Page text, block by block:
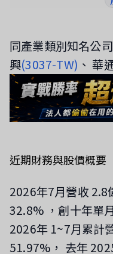
導軌之研發、製造
同產業類別知名公
興(3037-TW) 、 華
近期財務與股價概要
2026年7月營收
32.8% ，創十年單
2026年 1~7月累計
51.97%， 去年